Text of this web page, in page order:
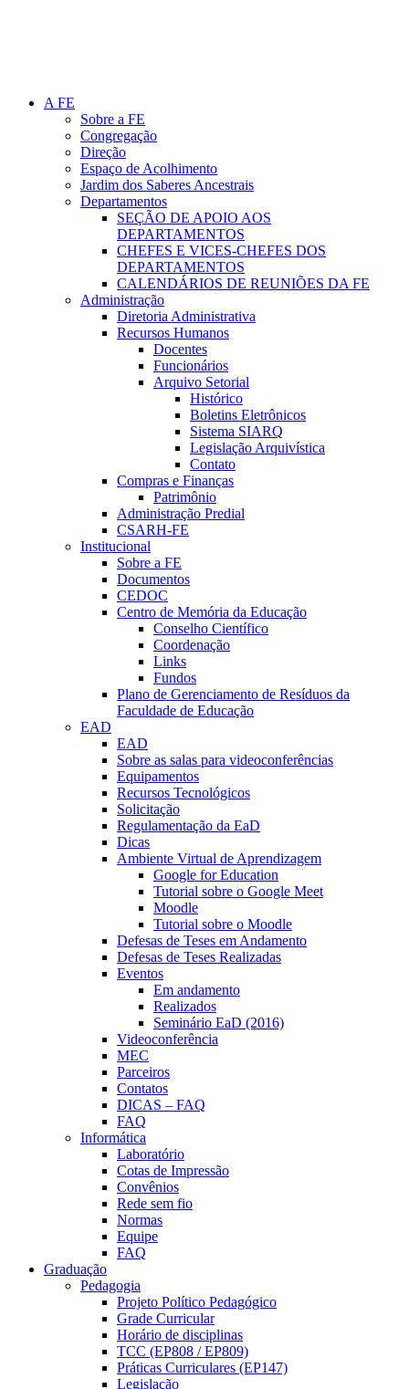
A FE
Sobre a FE
Congregação
Direção
Espaço de Acolhimento
Jardim dos Saberes Ancestrais
Departamentos
SEÇÃO DE APOIO AOS
DEPARTAMENTOS
CHEFES E VICES-CHEFES DOS
DEPARTAMENTOS
CALENDÁRIOS DE REUNIÕES DA FE
Administração
Diretoria Administrativa
Recursos Humanos
Docentes
Funcionários
Arquivo Setorial
Histórico
Boletins Eletrônicos
Sistema SIARQ
Legislação Arquivística
Contato
Compras e Finanças
Patrimônio
Administração Predial
CSARH-FE
Institucional
Sobre a FE
Documentos
CEDOC
Centro de Memória da Educação
Conselho Científico
Coordenação
Links
Fundos
Plano de Gerenciamento de Resíduos da
Faculdade de Educação
EAD
EAD
Sobre as salas para videoconferências
Equipamentos
Recursos Tecnológicos
Solicitação
Regulamentação da EaD
Dicas
Ambiente Virtual de Aprendizagem
Google for Education
Tutorial sobre o Google Meet
Moodle
Tutorial sobre o Moodle
Defesas de Teses em Andamento
Defesas de Teses Realizadas
Eventos
Em andamento
Realizados
Seminário EaD (2016)
Videoconferência
MEC
Parceiros
Contatos
DICAS – FAQ
FAQ
Informática
Laboratório
Cotas de Impressão
Convênios
Rede sem fio
Normas
Equipe
FAQ
Graduação
Pedagogia
Projeto Político Pedagógico
Grade Curricular
Horário de disciplinas
TCC (EP808 / EP809)
Práticas Curriculares (EP147)
Legislação